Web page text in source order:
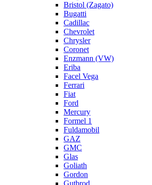
Bristol (Zagato)
Bugatti
Cadillac
Chevrolet
Chrysler
Coronet
Enzmann (VW)
Eriba
Facel Vega
Ferrari
Fiat
Ford
Mercury
Formel 1
Fuldamobil
GAZ
GMC
Glas
Goliath
Gordon
Gutbrod